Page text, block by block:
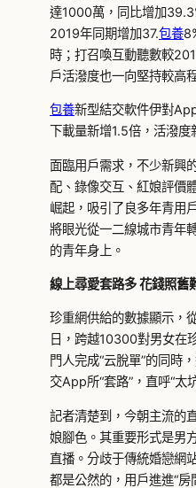
達1000萬，同比增加
2019年同期增加37.包養
時；打召喚互動聽數較
戶活潑度也一向堅持較高
包養新型結交軟件伊對
下載量新增1.5倍，活潑度
面臨用戶需求，不少新興
配、錄像交互、紅娘評價
崛起，吸引了良多年青用
將眼光從一二線城市青年
的青年身上。
線上尋愛套路多 花錢照舊
珍重網供給的數據顯示，
日，跨越10300對男女在
門人完成“云脫單”的同時
交App所“套路”，直呼“太
記者清楚到，今朝主流的
娘腳色。其重要形式是男
直播。分歧于傳統婚戀網
都是公然的，用戶進進“